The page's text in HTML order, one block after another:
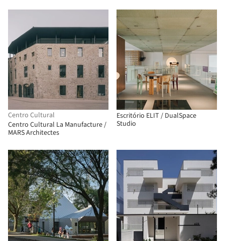
Centro Cultural
Centro Cultural La Manufacture /
MARS Architectes
Escritório ELIT / DualSpace
Studio